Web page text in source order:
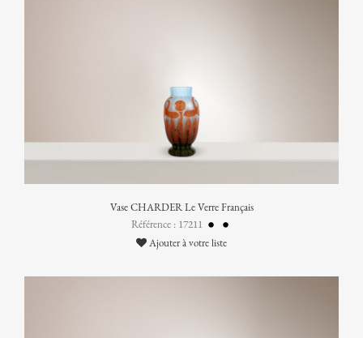
Vase CHARDER Le Verre Français
Référence : 17211
Ajouter à votre liste